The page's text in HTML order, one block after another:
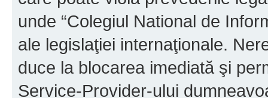
unde “Colegiul National de
ale legislaţiei internaţionale.
duce la blocarea imediată şi
Service-Provider-ului